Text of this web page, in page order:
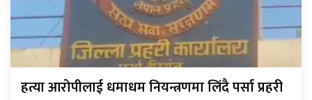
हत्या आरोपीलाई धमाधम नियन्त्रणमा लिंदै पर्सा प्रहरी